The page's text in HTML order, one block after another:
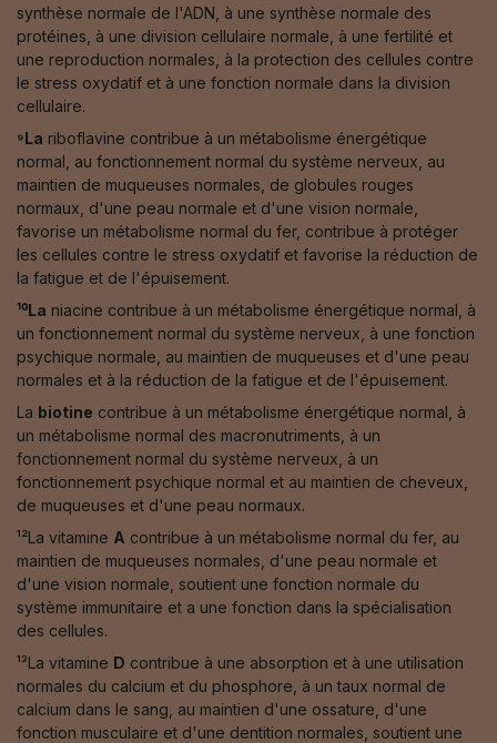
synthèse normale de l'ADN, à une synthèse normale des
protéines, à une division cellulaire normale, à une fertilité et
une reproduction normales, à la protection des cellules contre
le stress oxydatif et à une fonction normale dans la division
cellulaire.
⁹La riboflavine contribue à un métabolisme énergétique
normal, au fonctionnement normal du système nerveux, au
maintien de muqueuses normales, de globules rouges
normaux, d'une peau normale et d'une vision normale,
favorise un métabolisme normal du fer, contribue à protéger
les cellules contre le stress oxydatif et favorise la réduction de
la fatigue et de l'épuisement.
¹⁰La niacine contribue à un métabolisme énergétique normal, à
un fonctionnement normal du système nerveux, à une fonction
psychique normale, au maintien de muqueuses et d'une peau
normales et à la réduction de la fatigue et de l'épuisement.
La biotine contribue à un métabolisme énergétique normal, à
un métabolisme normal des macronutriments, à un
fonctionnement normal du système nerveux, à un
fonctionnement psychique normal et au maintien de cheveux,
de muqueuses et d'une peau normaux.
¹²La vitamine A contribue à un métabolisme normal du fer, au
maintien de muqueuses normales, d'une peau normale et
d'une vision normale, soutient une fonction normale du
système immunitaire et a une fonction dans la spécialisation
des cellules.
¹³La vitamine D contribue à une absorption et à une utilisation
normales du calcium et du phosphore, à un taux normal de
calcium dans le sang, au maintien d'une ossature, d'une
fonction musculaire et d'une dentition normales, soutient une